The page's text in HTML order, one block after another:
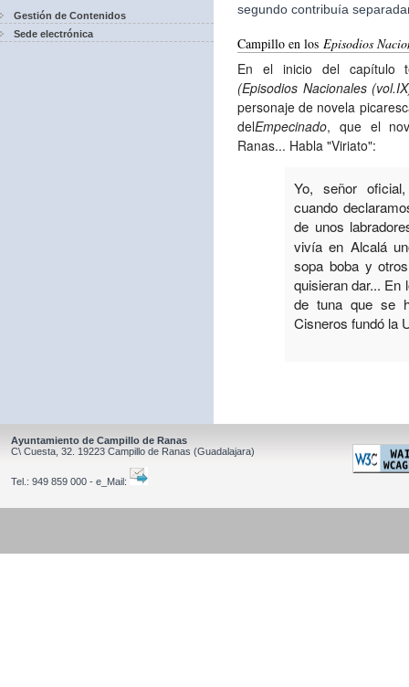
Gestión de Contenidos
Sede electrónica
segundo contribuía
Campillo en los Episodios
En el inicio del capítulo
(Episodios Nacionales
personaje de novela
delEmpecinado, que el
Ranas... Habla "Viriato":
Yo, señor
cuando
de unos
vivía en Alcalá
sopa boba y
quisieran dar... En
de tuna que se
Cisneros fundó la
Ayuntamiento de Campillo de Ranas
C\ Cuesta, 32. 19223 Campillo de Ranas (Guadalajara)
Tel.: 949 859 000 - e_Mail: